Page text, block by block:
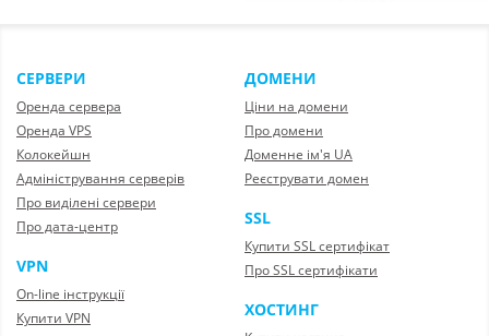
СЕРВЕРИ
Оренда сервера
Оренда VPS
Колокейшн
Адміністрування серверів
Про виділені сервери
Про дата-центр
VPN
On-line інструкції
Купити VPN
ДОМЕНИ
Ціни на домени
Про домени
Доменне ім'я UA
Реєструвати домен
SSL
Купити SSL сертифікат
Про SSL сертифікати
ХОСТИНГ